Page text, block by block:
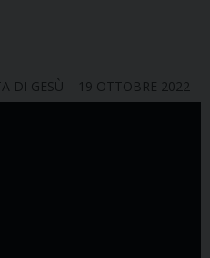
DI GESÙ – 19 OTTOBRE 2022